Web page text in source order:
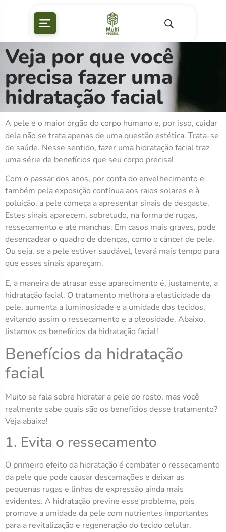
Veja por que você
precisa fazer uma
hidratação facial
A pele é o maior órgão do corpo humano e, por isso, cuidar
dela não se trata apenas de uma questão estética. Trata-se
de saúde. Nesse sentido, fazer uma hidratação facial traz
uma série de benefícios que seu corpo precisa!
Com o passar dos anos, por conta do envelhecimento e
também pela exposição contínua aos raios solares e à
poluição, a pele começa a apresentar sinais de desgaste.
Estes sinais aparecem, sobretudo, na forma de rugas,
ressecamento e até manchas. Em casos mais graves, pode
desencadear o quadro de doenças, como o câncer de pele.
Ou seja, se a pele estiver saudável, levará mais tempo para
que esses sinais apareçam.
E, a maneira de atrasar esse aparecimento é, justamente, a
hidratação facial. O tratamento melhora a elasticidade da
pele, aumenta a luminosidade e a umidade dos tecidos,
evitando assim o ressecamento e a oleosidade. Abaixo,
listamos os benefícios da hidratação facial!
Benefícios da hidratação
facial
Muito se fala sobre hidratar a pele do rosto, mas você
realmente sabe quais são os benefícios desse tratamento?
Veja abaixo!
1. Evita o ressecamento
O primeiro efeito da hidratação é combater o ressecamento
da pele que pode causar descamações e deixar as
pequenas rugas e linhas de expressão ainda mais
evidentes. A hidratação previne esse problema, pois
promove a umidade da pele com nutrientes importantes
para a revitalização e regeneração do tecido celular.